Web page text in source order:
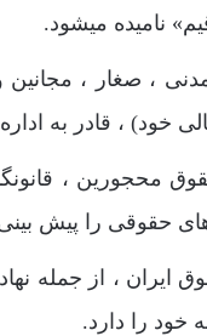
نامیده میشود.
، صغار ،
خود) ، قادر به
محجورین ،
حقوقی را پیش
ایران ، از جمله
را دارد.